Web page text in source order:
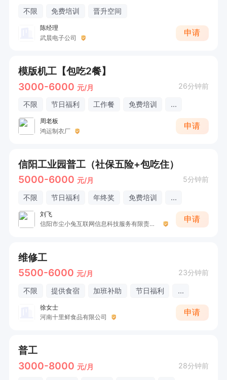
不限 免费培训 晋升空间
陈经理
武晨电子公司
申请
模版机工【包吃2餐】
3000-6000 元/月 26分钟前
不限 节日福利 工作餐 免费培训 ...
周老板
鸿运制衣厂
申请
信阳工业园普工（社保五险+包吃住）
5000-6000 元/月 5分钟前
不限 节日福利 年终奖 免费培训 ...
刘飞
信阳市尘小兔互联网信息科技服务有限责任公司
申请
维修工
5500-6000 元/月 23分钟前
不限 提供食宿 加班补助 节日福利 ...
徐女士
河南十里鲜食品有限公司
申请
普工
3000-8000 元/月 28分钟前